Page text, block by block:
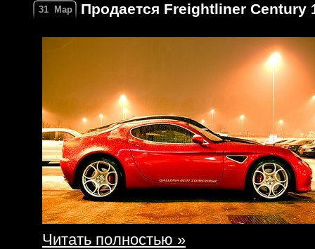
31 Мар Продается Freightliner Century
Читать полностью »